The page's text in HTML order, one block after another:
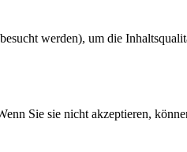
werden), um die
Sie sie nicht akzeptieren,